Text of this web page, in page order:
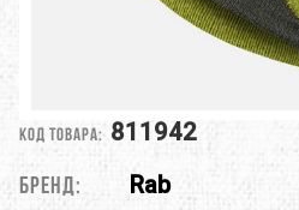
Код товара: 811942
Бренд: Rab